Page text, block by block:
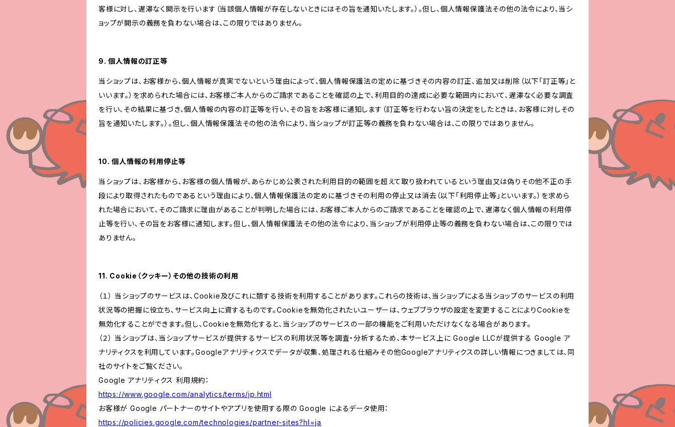
客様に対し、遅滞なく開示を行います（当該個人情報が存在しないときにはその旨を通知いたします。）。但し、個人情報保護法その他の法令により、当シ
ョップが開示の義務を負わない場合は、この限りではありません。
9. 個人情報の訂正等
当ショップは、お客様から、個人情報が真実でないという理由によって、個人情報保護法の定めに基づきその内容の訂正、追加又は削除（以下「訂正等」と
いいます。）を求められた場合には、お客様ご本人からのご請求であることを確認の上で、利用目的の達成に必要な範囲内において、遅滞なく必要な調査
を行い、その結果に基づき、個人情報の内容の訂正等を行い、その旨をお客様に通知します（訂正等を行わない旨の決定をしたときは、お客様に対しその
旨を通知いたします。）。但し、個人情報保護法その他の法令により、当ショップが訂正等の義務を負わない場合は、この限りではありません。
10. 個人情報の利用停止等
当ショップは、お客様から、お客様の個人情報が、あらかじめ公表された利用目的の範囲を超えて取り扱われているという理由又は偽りその他不正の手
段により取得されたものであるという理由により、個人情報保護法の定めに基づきその利用の停止又は消去（以下「利用停止等」といいます。）を求めら
れた場合において、そのご請求に理由があることが判明した場合には、お客様ご本人からのご請求であることを確認の上で、遅滞なく個人情報の利用停
止等を行い、その旨をお客様に通知します。但し、個人情報保護法その他の法令により、当ショップが利用停止等の義務を負わない場合は、この限りでは
ありません。
11. Cookie（クッキー）その他の技術の利用
（１） 当ショップのサービスは、Cookie及びこれに類する技術を利用することがあります。これらの技術は、当ショップによる当ショップのサービスの利用
状況等の把握に役立ち、サービス向上に資するものです。Cookieを無効化されたいユーザーは、ウェブブラウザの設定を変更することによりCookieを
無効化することができます。但し、Cookieを無効化すると、当ショップのサービスの一部の機能をご利用いただけなくなる場合があります。
（２） 当ショップは、当ショップサービスが提供するサービスの利用状況等を調査・分析するため、本サービス上に Google LLCが提供する Google ア
ナリティクスを利用しています。Googleアナリティクスでデータが収集、処理される仕組みその他Googleアナリティクスの詳しい情報につきましては、同
社のサイトをご覧ください。
Google アナリティクス 利用規約：
https://www.google.com/analytics/terms/jp.html
お客様が Google パートナーのサイトやアプリを使用する際の Google によるデータ使用：
https://policies.google.com/technologies/partner-sites?hl=ja